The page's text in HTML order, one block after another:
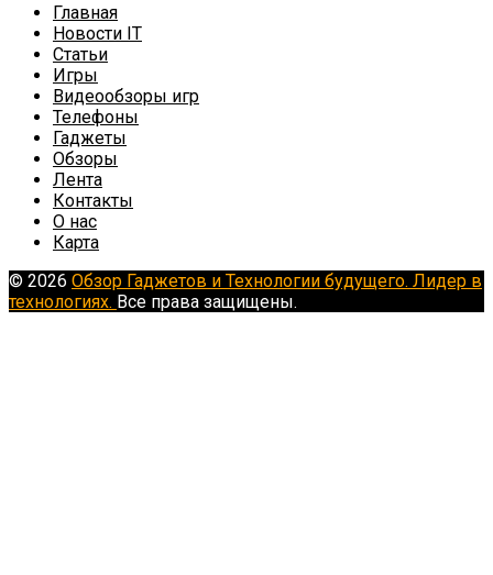
Главная
Новости IT
Статьи
Игры
Видеообзоры игр
Телефоны
Гаджеты
Обзоры
Лента
Контакты
О нас
Карта
© 2026 Обзор Гаджетов и Технологии будущего. Лидер в
технологиях. Все права защищены.